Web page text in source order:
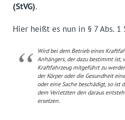
(StVG).
Hier heißt es nun in § 7 Abs. 1
Wird bei dem Betrieb eines
Anhängers, der dazu bestimmt ist,
Kraftfahrzeug mitgeführt zu
der Körper oder die Gesundheit
oder eine Sache beschädigt, so ist
dem Verletzten den daraus
ersetzen.